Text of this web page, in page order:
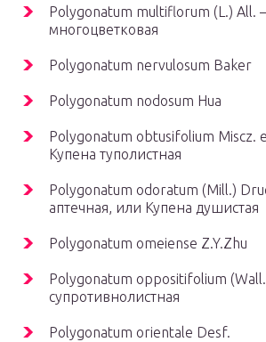
Polygonatum multiflorum (L.) All.
многоцветковая
Polygonatum nervulosum Baker
Polygonatum nodosum Hua
Polygonatum obtusifolium Miscz.
Купена туполистная
Polygonatum odoratum (Mill.)
аптечная, или Купена душистая
Polygonatum omeiense Z.Y.Zhu
Polygonatum oppositifolium
супротивнолистная
Polygonatum orientale Desf.